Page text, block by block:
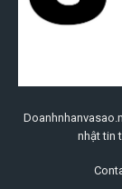
nhật tin